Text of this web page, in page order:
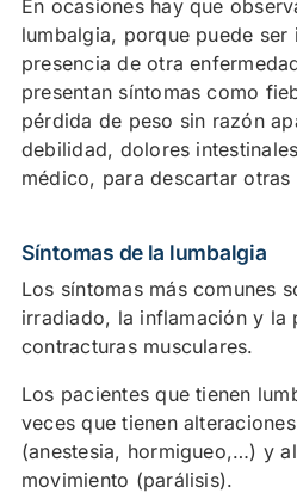
En ocasiones hay que
lumbalgia, porque puede ser
presencia de otra
presentan síntomas como
pérdida de peso sin razón
debilidad, dolores
médico, para descartar otras
Síntomas de la lumbalgia
Los síntomas más comunes
irradiado, la inflamación y la
contracturas musculares.
Los pacientes que tienen
veces que tienen
(anestesia, hormigueo,…) y
movimiento (parálisis).